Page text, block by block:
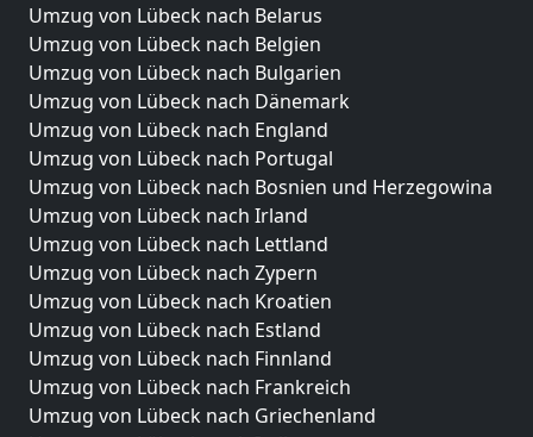
Umzug von Lübeck nach Belarus
Umzug von Lübeck nach Belgien
Umzug von Lübeck nach Bulgarien
Umzug von Lübeck nach Dänemark
Umzug von Lübeck nach England
Umzug von Lübeck nach Portugal
Umzug von Lübeck nach Bosnien und Herzegowina
Umzug von Lübeck nach Irland
Umzug von Lübeck nach Lettland
Umzug von Lübeck nach Zypern
Umzug von Lübeck nach Kroatien
Umzug von Lübeck nach Estland
Umzug von Lübeck nach Finnland
Umzug von Lübeck nach Frankreich
Umzug von Lübeck nach Griechenland